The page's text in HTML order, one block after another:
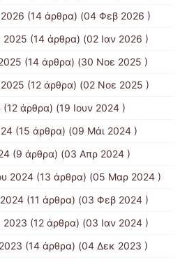
(14 άρθρα) (04 Φεβ 2026 )
2025 (14 άρθρα) (02 Ιαν 2026 )
(14 άρθρα) (30 Νοε 2025 )
(12 άρθρα) (02 Νοε 2025 )
(12 άρθρα) (19 Ιουν 2024 )
(15 άρθρα) (09 Μάι 2024 )
(9 άρθρα) (03 Απρ 2024 )
2024 (13 άρθρα) (05 Μαρ 2024 )
(11 άρθρα) (03 Φεβ 2024 )
2023 (12 άρθρα) (03 Ιαν 2024 )
(14 άρθρα) (04 Δεκ 2023 )